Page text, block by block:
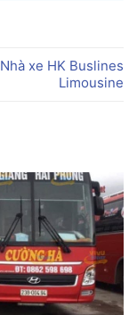
Nhà xe HK Buslines
Limousine